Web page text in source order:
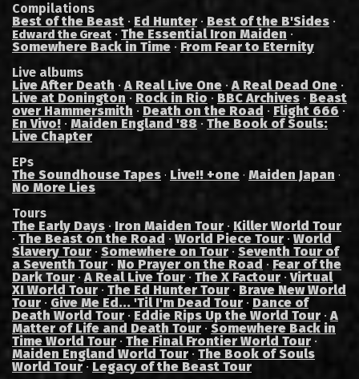
Compilations
Best of the Beast · Ed Hunter · Best of the B'Sides ·
Edward the Great · The Essential Iron Maiden ·
Somewhere Back in Time · From Fear to Eternity
Live albums
Live After Death ·A Real Live One ·A Real Dead One ·
Live at Donington · Rock in Rio · BBC Archives · Beast
over Hammersmith · Death on the Road · Flight 666 ·
En Vivo! · Maiden England '88 · The Book of Souls:
Live Chapter
EPs
The Soundhouse Tapes · Live!! +one · Maiden Japan ·
No More Lies
Tours
The Early Days · Iron Maiden Tour · Killer World Tour
· The Beast on the Road · World Piece Tour · World
Slavery Tour · Somewhere on Tour · Seventh Tour of
a Seventh Tour · No Prayer on the Road · Fear of the
Dark Tour ·A Real Live Tour · The X Factour ·Virtual
XI World Tour · The Ed Hunter Tour · Brave New World
Tour · Give Me Ed... 'Til I'm Dead Tour · Dance of
Death World Tour · Eddie Rips Up the World Tour ·A
Matter of Life and Death Tour · Somewhere Back in
Time World Tour · The Final Frontier World Tour ·
Maiden England World Tour · The Book of Souls
World Tour· Legacy of the Beast Tour